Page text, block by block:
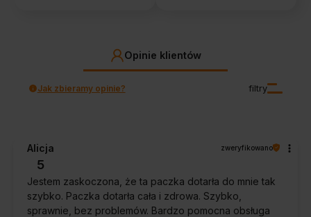
Opinie klientów
filtry
Jak zbieramy opinie?
Alicja zweryfikowano
5
Jestem zaskoczona, że ta paczka dotarła do mnie tak
szybko. Paczka dotarła cała i zdrowa. Szybko,
sprawnie, bez problemów. Bardzo pomocna obsługa